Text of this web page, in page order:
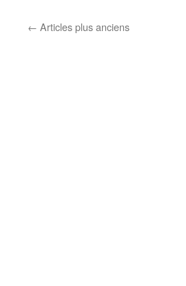
← Articles plus anciens